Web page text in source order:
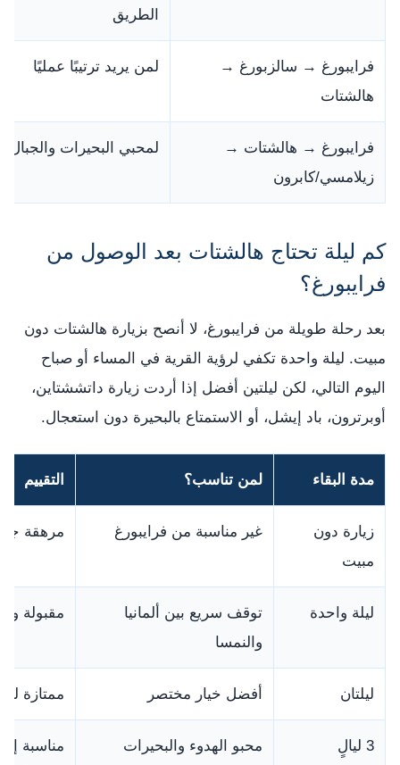
الطريق
فرايبورغ → سالزبورغ →
هالشتات
لمن يريد ترتيبًا عمليًا
فرايبورغ → هالشتات →
زيلامسي/كابرون
لمحبي البحيرات والجبال
كم ليلة تحتاج هالشتات بعد الوصول من
فرايبورغ؟
بعد رحلة طويلة من فرايبورغ، لا أنصح بزيارة هالشتات دون
مبيت. ليلة واحدة تكفي لرؤية القرية في المساء أو صباح
اليوم التالي، لكن ليلتين أفضل إذا أردت زيارة داتششتاين،
أوبرترون، باد إيشل، أو الاستمتاع بالبحيرة دون استعجال.
مدة البقاء لمن تناسب؟ التقييم
زيارة دون
مبيت
غير مناسبة من فرايبورغ مرهقة
ليلة واحدة
توقف سريع بين ألمانيا
والنمسا
مقبولة
ليلتان أفضل خيار مختصر ممتازة
3 ليالٍ
محبو الهدوء والبحيرات